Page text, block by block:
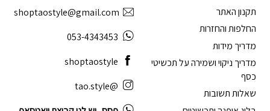
תקנון האתר
החלפות והחזרות
מדריך מידות
מדריך ניקוי ושמירה על תכשיטי
כסף
שאלות תשובות
shoptaostyle@gmail.com
053-4343453
shoptaostyle
@tao.style